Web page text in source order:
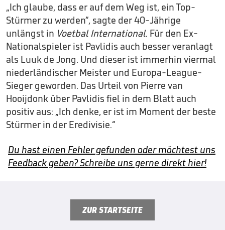
„Ich glaube, dass er auf dem Weg ist, ein Top-
Stürmer zu werden“, sagte der 40-Jährige
unlängst in Voetbal International. Für den Ex-
Nationalspieler ist Pavlidis auch besser veranlagt
als Luuk de Jong. Und dieser ist immerhin viermal
niederländischer Meister und Europa-League-
Sieger geworden. Das Urteil von Pierre van
Hooijdonk über Pavlidis fiel in dem Blatt auch
positiv aus: „Ich denke, er ist im Moment der beste
Stürmer in der Eredivisie.“
Du hast einen Fehler gefunden oder möchtest uns
Feedback geben? Schreibe uns gerne direkt hier!
ZUR STARTSEITE